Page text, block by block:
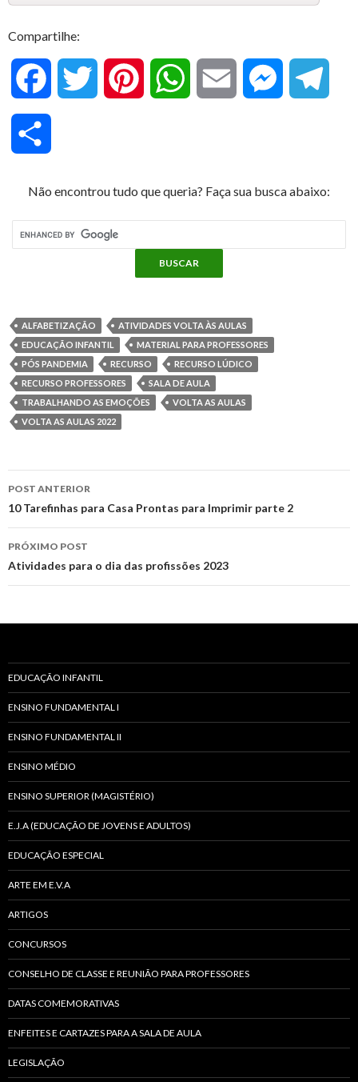
Compartilhe:
e
b
o
k
t
t
r
t
r
e
s
t
W
t
A
p
p
i s
p
r
t
i
h
a
r
Não encontrou tudo que queria? Faça sua busca abaixo:
ALFABETIZAÇÃO
ATIVIDADES VOLTA ÀS AULAS
EDUCAÇÃO INFANTIL
MATERIAL PARA PROFESSORES
PÓS PANDEMIA
RECURSO
RECURSO LÚDICO
RECURSO PROFESSORES
SALA DE AULA
TRABALHANDO AS EMOÇÕES
VOLTA AS AULAS
VOLTA AS AULAS 2022
Navegação
do
post
POST ANTERIOR
10 Tarefinhas para Casa Prontas para Imprimir parte 2
PRÓXIMO POST
Atividades para o dia das profissões 2023
EDUCAÇÃO INFANTIL
ENSINO FUNDAMENTAL I
ENSINO FUNDAMENTAL II
ENSINO MÉDIO
ENSINO SUPERIOR (MAGISTÉRIO)
E.J.A (EDUCAÇÃO DE JOVENS E ADULTOS)
EDUCAÇÃO ESPECIAL
ARTE EM E.V.A
ARTIGOS
CONCURSOS
CONSELHO DE CLASSE E REUNIÃO PARA PROFESSORES
DATAS COMEMORATIVAS
ENFEITES E CARTAZES PARA A SALA DE AULA
LEGISLAÇÃO